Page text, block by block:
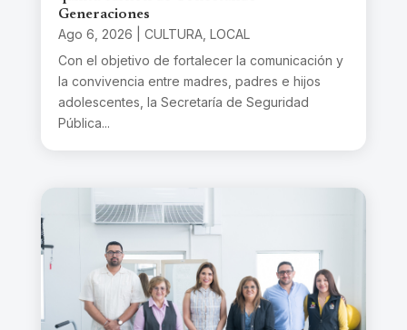
Generaciones
Ago 6, 2026 CULTURA, LOCAL
Con el objetivo de fortalecer la comunicación y
la convivencia entre madres, padres e hijos
adolescentes, la Secretaría de Seguridad
Pública...